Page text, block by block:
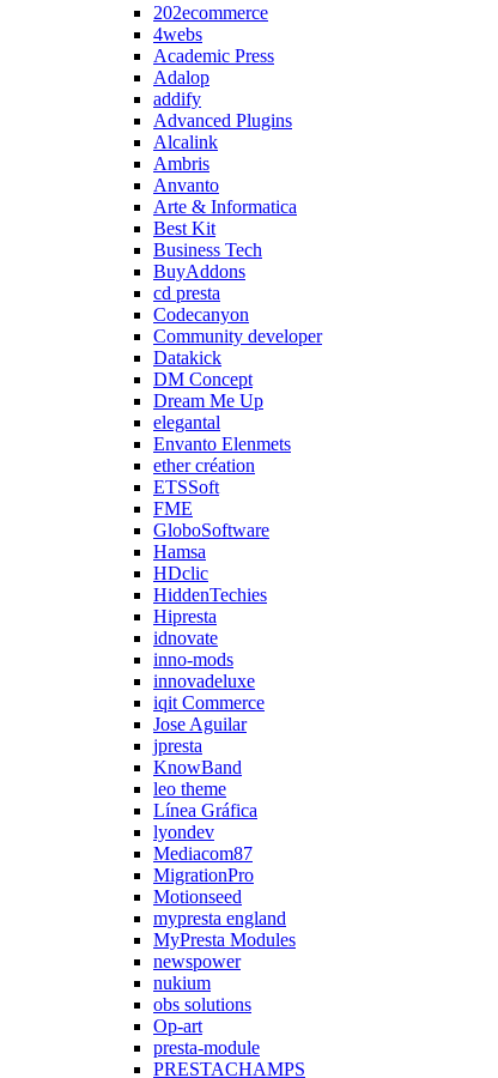
202ecommerce
4webs
Academic Press
Adalop
addify
Advanced Plugins
Alcalink
Ambris
Anvanto
Arte & Informatica
Best Kit
Business Tech
BuyAddons
cd presta
Codecanyon
Community developer
Datakick
DM Concept
Dream Me Up
elegantal
Envanto Elenmets
ether création
ETSSoft
FME
GloboSoftware
Hamsa
HDclic
HiddenTechies
Hipresta
idnovate
inno-mods
innovadeluxe
iqit Commerce
Jose Aguilar
jpresta
KnowBand
leo theme
Línea Gráfica
lyondev
Mediacom87
MigrationPro
Motionseed
mypresta england
MyPresta Modules
newspower
nukium
obs solutions
Op-art
presta-module
PRESTACHAMPS